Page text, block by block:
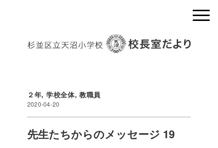
２年, 学校全体,教職員
2020-04-20
先生たちからのメッセージ 19